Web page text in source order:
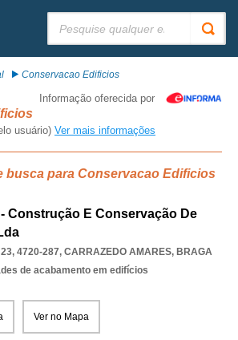
Conservacao Edificios
Informação oferecida por
usuário) Ver mais informações
busca para Conservacao Edificios
Construção E Conservação De
4720-287, CARRAZEDO AMARES, BRAGA
de acabamento em edifícios
Ver no Mapa